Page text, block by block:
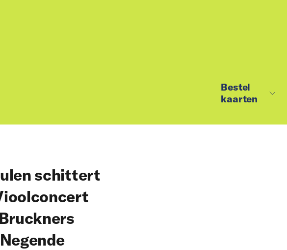
Bestel
kaarten
schittert